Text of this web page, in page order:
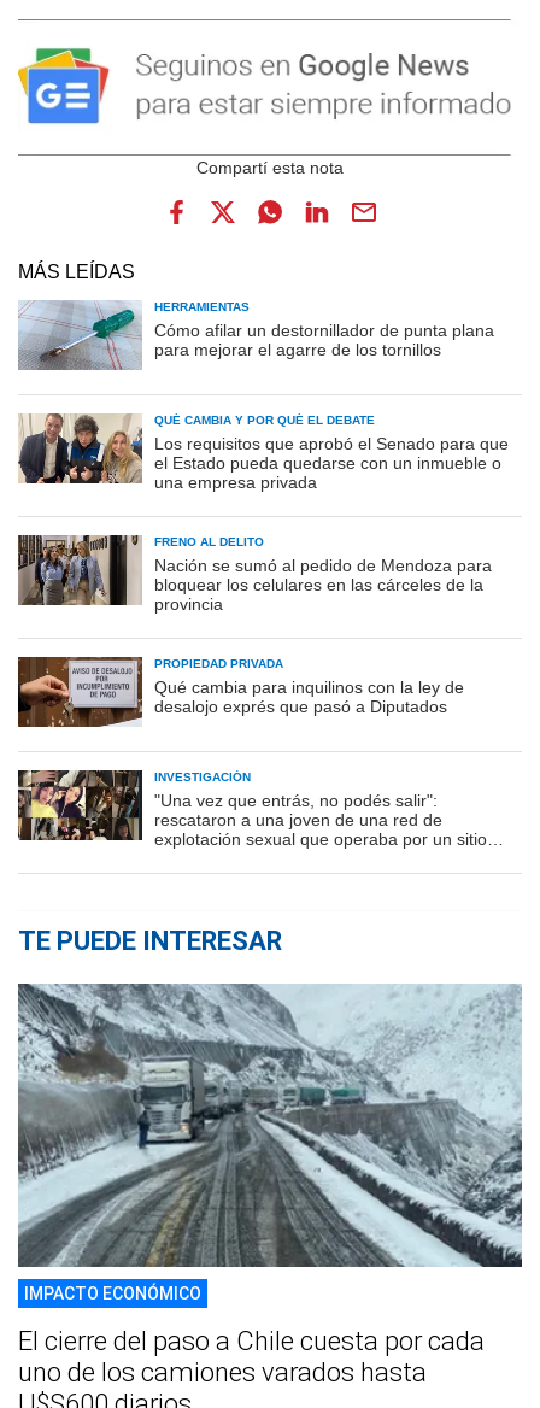
MÁS LEÍDAS
HERRAMIENTAS
Cómo afilar un destornillador de punta plana
para mejorar el agarre de los tornillos
QUÉ CAMBIA Y POR QUÉ EL DEBATE
Los requisitos que aprobó el Senado para que
el Estado pueda quedarse con un inmueble o
una empresa privada
FRENO AL DELITO
Nación se sumó al pedido de Mendoza para
bloquear los celulares en las cárceles de la
provincia
PROPIEDAD PRIVADA
Qué cambia para inquilinos con la ley de
desalojo exprés que pasó a Diputados
INVESTIGACIÓN
"Una vez que entrás, no podés salir":
rescataron a una joven de una red de
explotación sexual que operaba por un sitio
TE PUEDE INTERESAR
IMPACTO ECONÓMICO
El cierre del paso a Chile cuesta por cada
uno de los camiones varados hasta